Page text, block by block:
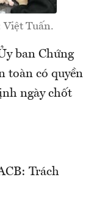
Việt Tuấn.
ban Chứng
toàn có quyền
ngày chốt
Trách